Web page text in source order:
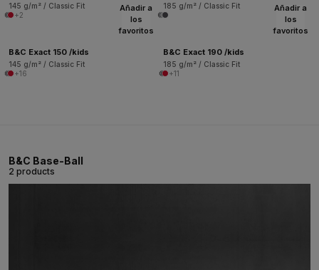
145 g/m² / Classic Fit
+2
185 g/m² / Classic Fit
Añadir a
los
favoritos
B&C Exact 150 /kids
145 g/m² / Classic Fit
+16
Añadir a
los
favoritos
B&C Exact 190 /kids
185 g/m² / Classic Fit
+11
B&C Base-Ball
2 products